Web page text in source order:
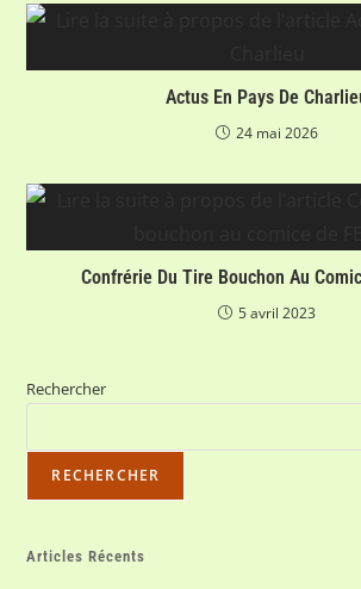
Actus En Pays De
24 mai 2026
Confrérie Du Tire Bouchon Au
5 avril 2023
Rechercher
RECHERCHER
Articles Récents